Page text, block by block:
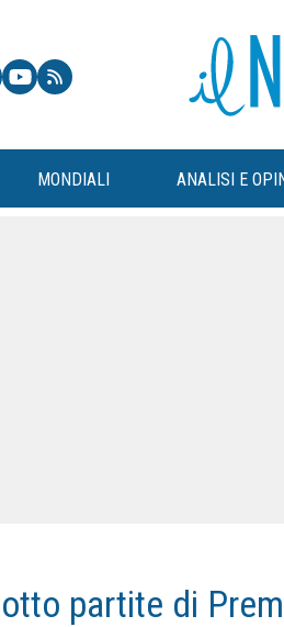
MONDIALI ANALISI E
partite di